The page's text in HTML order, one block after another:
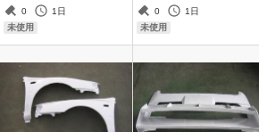
規品＆メーカー直送
0
1日
未使用
黒 国内正規品＆メーカー
直送
0
1日
未使用